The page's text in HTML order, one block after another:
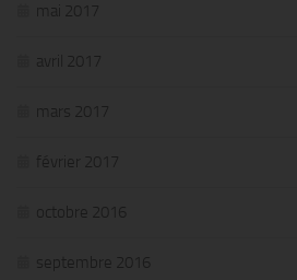
mai 2017
avril 2017
mars 2017
février 2017
octobre 2016
septembre 2016